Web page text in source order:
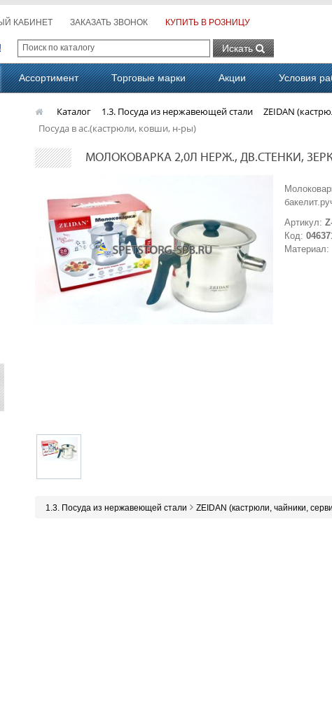
КАБИНЕТ ЗАКАЗАТЬ ЗВОНОК КУПИТЬ В РОЗНИЦУ
Искать
Ассортимент Торговые марки Акции Условия
Каталог 1.3. Посуда из нержавеющей стали
ZEIDAN
Посуда в ас.(кастрюли, ковши, н-ры)
МОЛОКОВАРКА 2,0Л НЕРЖ., ДВ.СТЕНКИ,
Артикул:
Код:
Материал:
1.3. Посуда из нержавеющей стали ZEIDAN (кастрюли, чайники,